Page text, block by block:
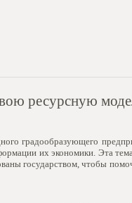
ресурсную
градообразующего
их экономики. Эта
государством, чтобы